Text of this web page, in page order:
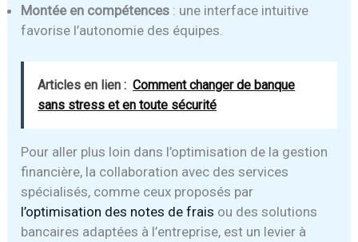
Montée en compétences : une interface intuitive
favorise l’autonomie des équipes.
Articles en lien : Comment changer de banque
sans stress et en toute sécurité
Pour aller plus loin dans l’optimisation de la gestion
financière, la collaboration avec des services
spécialisés, comme ceux proposés par
l’optimisation des notes de frais ou des solutions
bancaires adaptées à l’entreprise, est un levier à